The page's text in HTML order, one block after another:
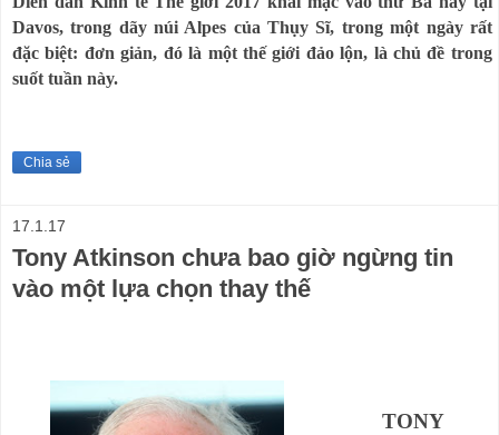
Davos, trong dãy núi Alpes của Thụy Sĩ, trong một ngày rất
đặc biệt: đơn giản, đó là một thế giới đảo lộn, là chủ đề trong
suốt tuần này.
Chia sẻ
17.1.17
Tony Atkinson chưa bao giờ ngừng tin
vào một lựa chọn thay thế
TONY